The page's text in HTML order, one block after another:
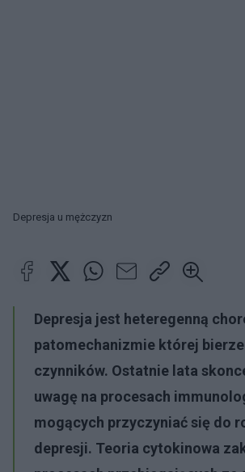
Depresja u mężczyzn
Depresja jest heteregenną
patomechanizmie której bierze
czynników. Ostatnie lata
uwagę na procesach
mogących przyczyniać się do
depresji. Teoria cytokinowa